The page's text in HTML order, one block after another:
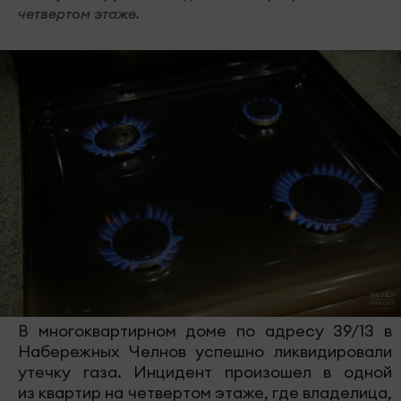
четвертом этаже.
В многоквартирном доме по адресу 39/13 в
Набережных Челнов успешно ликвидировали
утечку газа. Инцидент произошел в одной
из квартир на четвертом этаже, где владелица,